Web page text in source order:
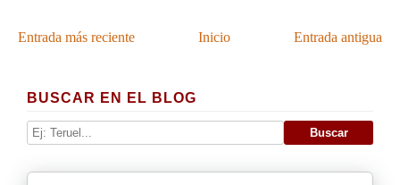
Entrada más reciente Entrada antigua
Inicio
BUSCAR EN EL BLOG